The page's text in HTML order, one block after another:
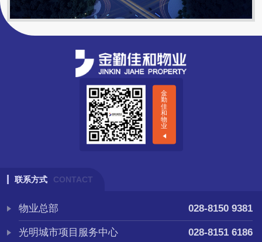
金
勤
佳
和
物
业
联系方式 CONTACT
物业总部 028-8150 9381
光明城市项目服务中心 028-8151 6186